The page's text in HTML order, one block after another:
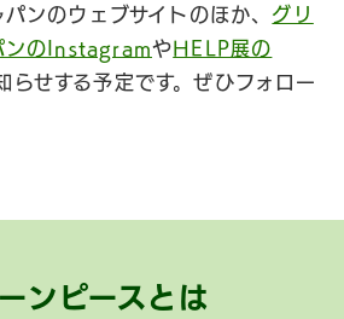
パンのウェブサイトのほか、 グリ
ンのInstagramや HELP展の
らせする予定です。ぜひフォロー
ンピースとは